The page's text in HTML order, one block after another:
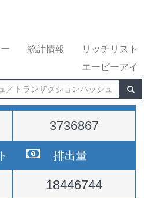
統計情報
リッチリスト
エーピーアイ
高さ
3736867
排出量
18446744